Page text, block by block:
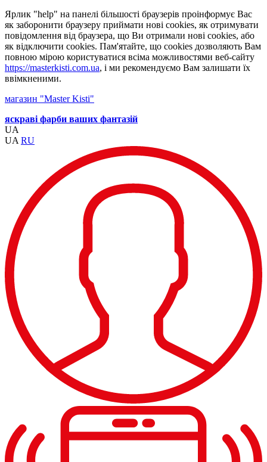
Ярлик "help" на панелі більшості браузерів проінформує Вас
як заборонити браузеру приймати нові cookies, як отримувати
повідомлення від браузера, що Ви отримали нові cookies, або
як відключити cookies. Пам'ятайте, що cookies дозволяють Вам
повною мірою користуватися всіма можливостями веб-сайту
https://masterkisti.com.ua, і ми рекомендуємо Вам залишати їх
ввімкненими.
магазин "Master Kisti"
яскраві фарби ваших фантазій
UA
UA RU